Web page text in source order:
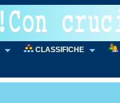
CLASSIFICHE